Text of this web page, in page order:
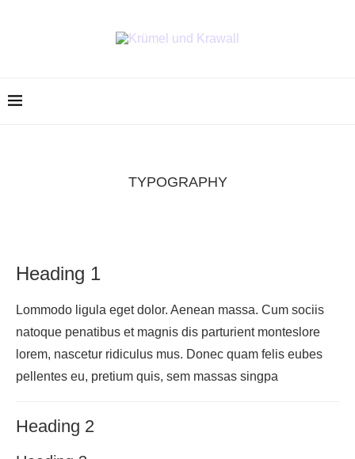
TYPOGRAPHY
Heading 1
Lommodo ligula eget dolor. Aenean massa. Cum sociis
natoque penatibus et magnis dis parturient monteslore
lorem, nascetur ridiculus mus. Donec quam felis eubes
pellentes eu, pretium quis, sem massas singpa
Heading 2